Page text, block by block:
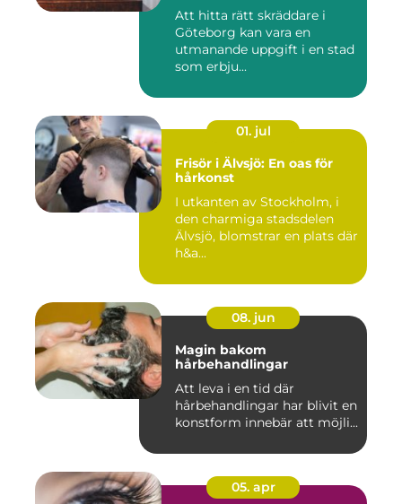
Att hitta rätt skräddare i
Göteborg kan vara en
utmanande uppgift i en stad
som erbju...
01. jul
Frisör i Älvsjö: En oas för
hårkonst
I utkanten av Stockholm, i
den charmiga stadsdelen
Älvsjö, blomstrar en plats där
h&a...
08. jun
Magin bakom
hårbehandlingar
Att leva i en tid där
hårbehandlingar har blivit en
konstform innebär att möjli...
05. apr